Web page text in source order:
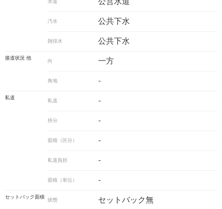
水道
汚水 公共下水
雑排水 公共下水
接道状況 他
向 一方
角地 -
私道
私道 -
持分 -
面積（区分） -
私道負担 -
面積（単位） -
セットバック面積
状態 セットバック無